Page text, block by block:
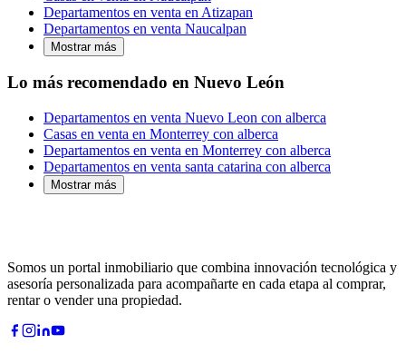
Departamentos en venta en Atizapan
Departamentos en venta Naucalpan
Mostrar más
Lo más recomendado en Nuevo León
Departamentos en venta Nuevo Leon con alberca
Casas en venta en Monterrey con alberca
Departamentos en venta en Monterrey con alberca
Departamentos en venta santa catarina con alberca
Mostrar más
Somos un portal inmobiliario que combina innovación tecnológica y
asesoría personalizada para acompañarte en cada etapa al comprar,
rentar o vender una propiedad.